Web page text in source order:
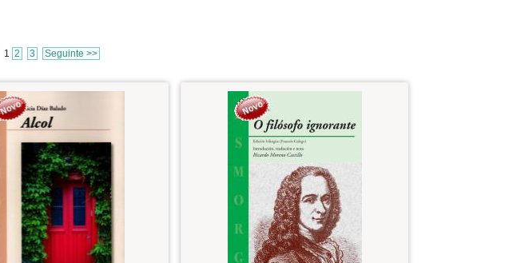
1 2 3 Seguinte >>